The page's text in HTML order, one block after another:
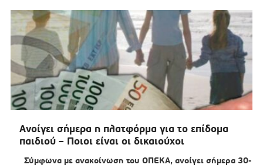
Ανοίγει σήμερα η πλατφόρμα για το επίδομα
παιδιού – Ποιοι είναι οι δικαιούχοι
Σύμφωνα με ανακοίνωση του ΟΠΕΚΑ, ανοίγει σήμερα 30-